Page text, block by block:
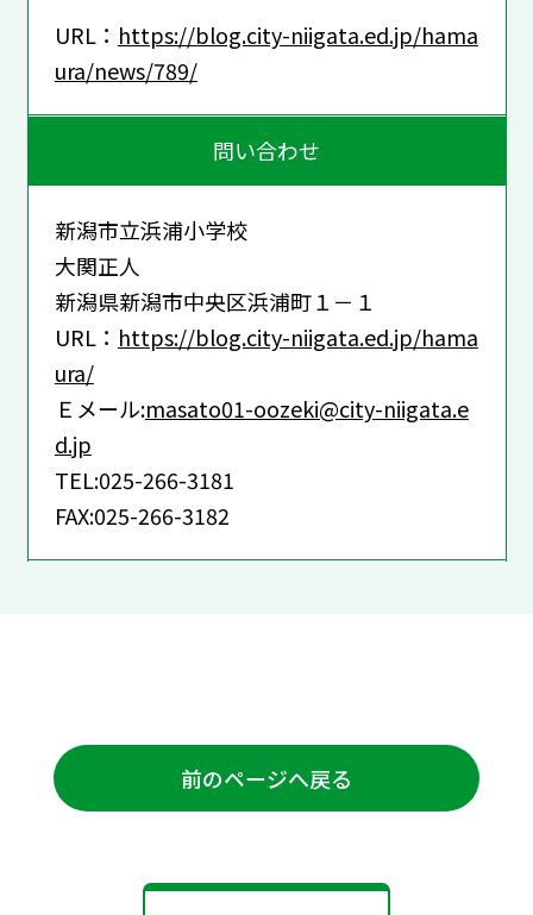
URL： https://blog.city-niigata.ed.jp/hama
ura/news/789/
問い合わせ
新潟市立浜浦小学校
大関正人
新潟県新潟市中央区浜浦町１－１
URL： https://blog.city-niigata.ed.jp/hama
ura/
Ｅメール:masato01-oozeki@city-niigata.e
d.jp
TEL:025-266-3181
FAX:025-266-3182
前のページへ戻る